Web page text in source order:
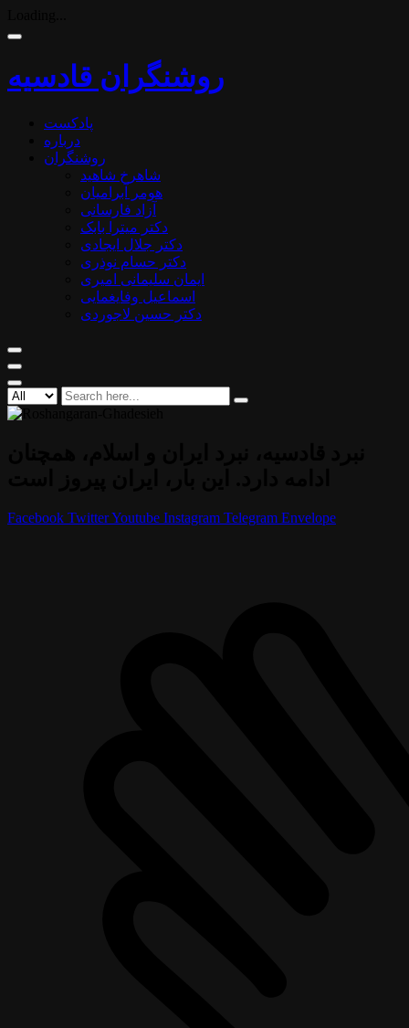
روشنگران قادسیه
پادکست
درباره
روشنگران
شاهرخ شاهید
هومر آبرامیان
آزاد فارسانی
دکتر میترا بابک
دکتر جلال ایجادی
دکتر حسام نوذری
ایمان سلیمانی امیری
اسماعیل وفایغمایی
دکتر حسین لاجوردی
Facebook TwitterYoutube Instagram Telegram Envelope